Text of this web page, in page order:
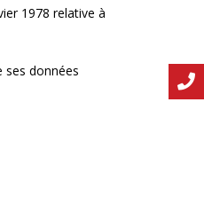
1978 relative à
ses données